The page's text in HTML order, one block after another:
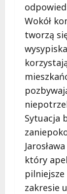
Wokół
tworzą
Sytuacja
który
pilniejsze
zakresie